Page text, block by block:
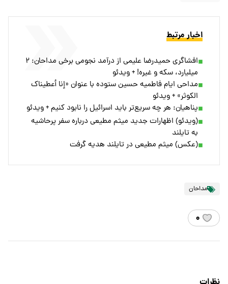
اخبار مرتبط
افشاگری حمیدرضا علیمی از درآمد نجومی برخی مداحان: ۲
میلیارد، سکه و غیره! + ویدئو
مداحی ایام فاطمیه حسین ستوده با عنوان «إنا أعطیناک
الکوثر» + ویدئو
پناهیان: هر چه سریع‌تر باید اسرائیل را نابود کنیم + ویدئو
(ویدئو) اظهارات جدید میثم مطیعی درباره سفر پرحاشیه
به تایلند
(عکس) میثم مطیعی در تایلند هدیه گرفت
مداحان
۰